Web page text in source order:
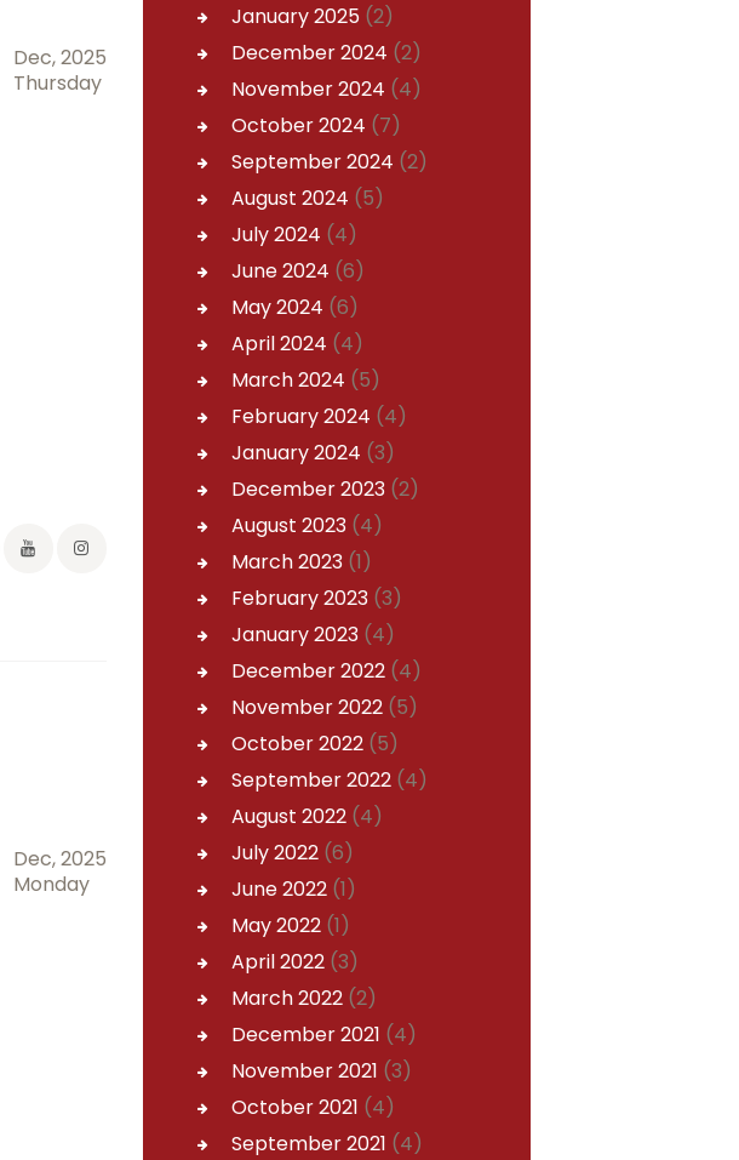
Dec, 2025
Thursday
Dec, 2025
Monday
January2025(2)
December2024 (2)
November2024 (4)
October2024 (7)
September2024 (2)
August 2024 (5)
July2024 (4)
June2024 (6)
May2024 (6)
April2024 (4)
March2024 (5)
February2024 (4)
January2024 (3)
December2023(2)
August 2023(4)
March2023(1)
February2023(3)
January2023(4)
December2022(4)
November2022(5)
October2022(5)
September2022(4)
August 2022(4)
July2022(6)
June2022(1)
May2022(1)
April2022(3)
March2022(2)
December2021 (4)
November2021 (3)
October2021 (4)
September2021 (4)